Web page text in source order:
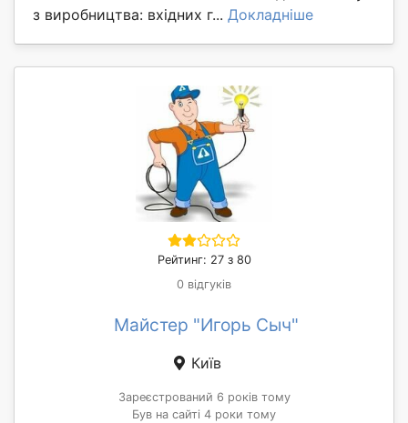
з виробництва: вхідних г... Докладніше
Рейтинг: 27 з 80
0 відгуків
Майстер "Игорь Сыч"
Київ
Зареєстрований 6 років тому
Був на сайті 4 роки тому